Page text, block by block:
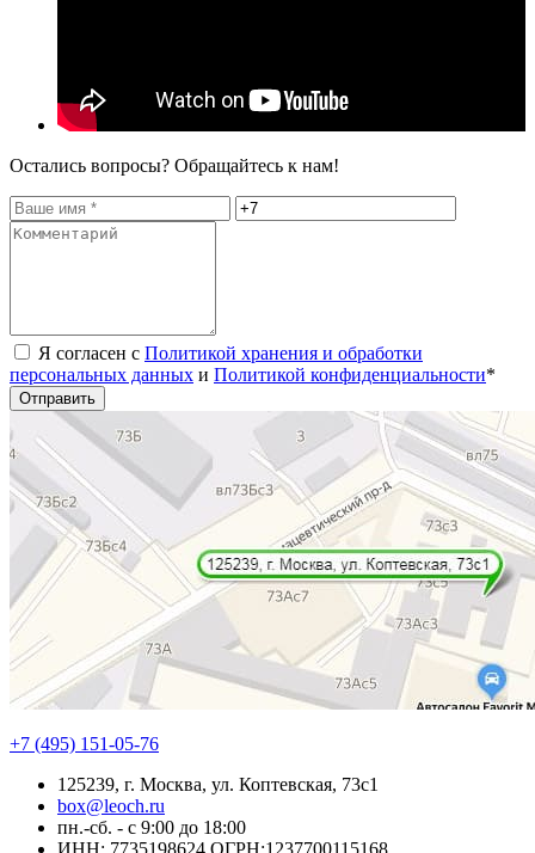
Остались вопросы? Обращайтесь к нам!
Я согласен с Политикой хранения и обработки
персональных данных и Политикой конфиденциальности*
Отправить
+7 (495) 151-05-76
125239, г. Москва, ул. Коптевская, 73с1
box@leoch.ru
пн.-сб. - с 9:00 до 18:00
ИНН: 7735198624 ОГРН:1237700115168